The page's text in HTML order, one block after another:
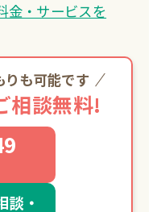
金・サービスを
りも可能です
相談無料!
談・